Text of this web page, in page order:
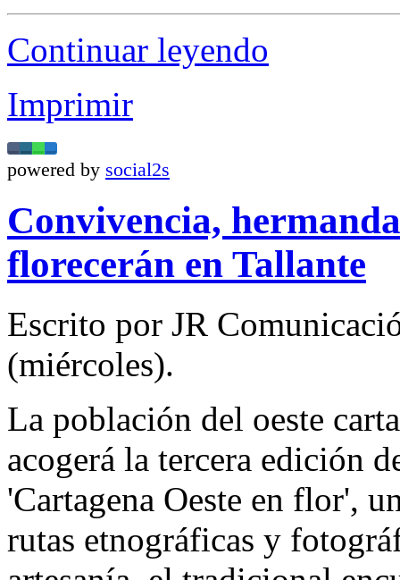
Continuar leyendo
Imprimir
powered by social2s
Convivencia,
florecerán en Tallante
Escrito por JR
(miércoles).
La población del oeste
acogerá la tercera edición
'Cartagena Oeste en flor',
rutas etnográficas y